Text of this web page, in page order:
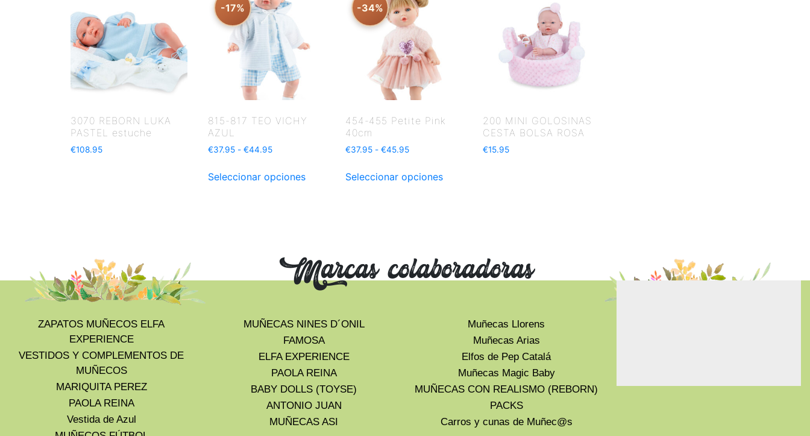
3070 REBORN LUKA
PASTEL estuche
€108.95
-17%
815-817 TEO VICHY
AZUL
€37.95 - €44.95
Seleccionar opciones
-34%
454-455 Petite Pink
40cm
€37.95 - €45.95
Seleccionar opciones
200 MINI GOLOSINAS
CESTA BOLSA ROSA
€15.95
Marcas colaboradoras
ZAPATOS MUÑECOS ELFA
EXPERIENCE
VESTIDOS Y COMPLEMENTOS DE
MUÑECOS
MARIQUITA PEREZ
PAOLA REINA
Vestida de Azul
MUÑECAS NINES D´ONIL
FAMOSA
ELFA EXPERIENCE
PAOLA REINA
BABY DOLLS (TOYSE)
ANTONIO JUAN
MUÑECAS ASI
Muñecas Llorens
Muñecas Arias
Elfos de Pep Catalá
Muñecas Magic Baby
MUÑECAS CON REALISMO (REBORN)
PACKS
Carros y cunas de Muñec@s